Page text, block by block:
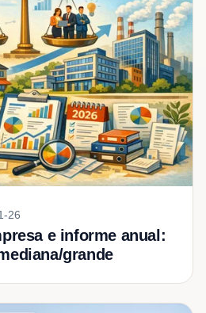
26
e informe anual:
grande